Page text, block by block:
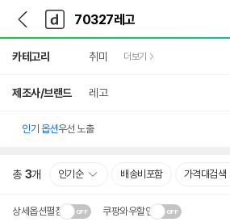
다
나
와
가
기
다
와
메
인
카테고리 취미 더보기
제조사/브랜드 레고
인기 옵션우선 노출
총 3개 인기순 배송비포함 가격대검색
상세옵션펼침 쿠팡와우할인